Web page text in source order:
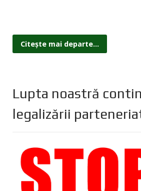
Citește mai departe...
Lupta noastră
legalizării